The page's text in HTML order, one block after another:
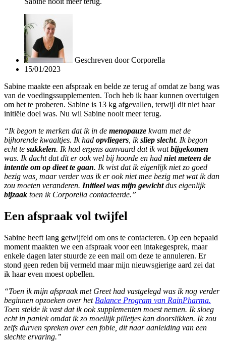
Geschreven doorCorporella
15/01/2023
Sabine maakte een afspraak en belde ze terug af omdat ze bang was
van de voedingssupplementen. Toch heb ik haar kunnen overtuigen
om het te proberen. Sabine is 13 kg afgevallen, terwijl dit niet haar
initiële doel was. Nu wil Sabine nooit meer terug.
“Ik begon te merken dat ik in de menopauze kwam met de
bijhorende kwaaltjes. Ik had opvliegers , iksliep slecht. Ik begon
echt te sukkelen. Ik had ergens aanvaard dat ik watbijgekomen
was. Ik dacht dat dit er ook wel bij hoorde en had niet meteen de
intentie om op dieet te gaan. Ik wist dat ik eigenlijk niet zo goed
bezig was, maar verder was ik er ook niet mee bezig met wat ik dan
zou moeten veranderen. Initieel was mijn gewichtdus eigenlijk
bijzaak toen ik Corporella contacteerde.”
Een afspraak vol twijfel
Sabine heeft lang getwijfeld om ons te contacteren. Op een bepaald
moment maakten we een afspraak voor een intakegesprek, maar
enkele dagen later stuurde ze een mail om deze te annuleren. Er
stond geen reden bij vermeld maar mijn nieuwsgierige aard zei dat
ik haar even moest opbellen.
“Toen ik mijn afspraak met Greet had vastgelegd was ik nog verder
beginnen opzoeken over het Balance Program van RainPharma.
Toen stelde ik vast dat ik ook supplementen moest nemen. Ik sloeg
echt in paniek omdat ik zo moeilijk pilletjes kan doorslikken. Ik zou
zelfs durven spreken over een fobie, dit naar aanleiding van een
slechte ervaring.”